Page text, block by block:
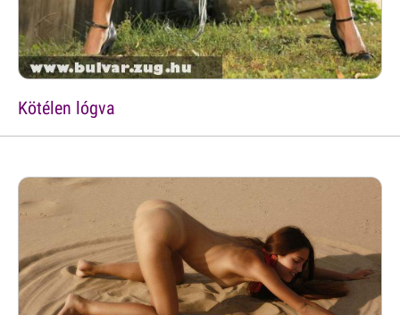
Kötélen lógva